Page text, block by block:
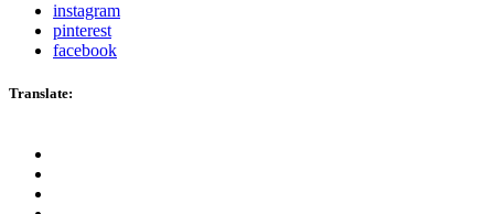
instagram
pinterest
facebook
Translate: